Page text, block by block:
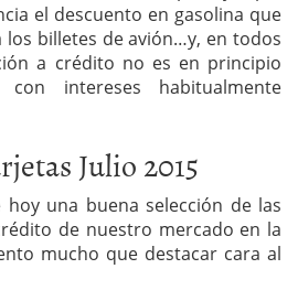
el descuento en gasolina que
billetes de avión…y, en todos
a crédito no es en principio
intereses habitualmente
Julio 2015
hoy una buena selección de las
de nuestro mercado en la
mucho que destacar cara al